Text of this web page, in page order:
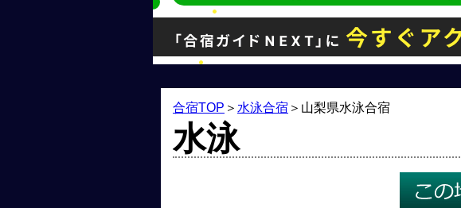
合宿TOP ＞ 水泳合宿 ＞ 山梨県水泳合宿
水泳